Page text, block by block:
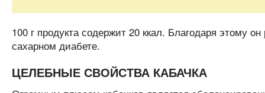
100 г продукта содержит 20 ккал. Благодаря этому
сахарном диабете.
ЦЕЛЕБНЫЕ СВОЙСТВА КАБАЧКА